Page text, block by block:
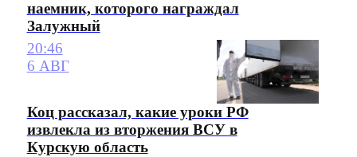
наемник, которого награждал
Залужный
20:46
6 АВГ
Коц рассказал, какие уроки РФ
извлекла из вторжения ВСУ в
Курскую область